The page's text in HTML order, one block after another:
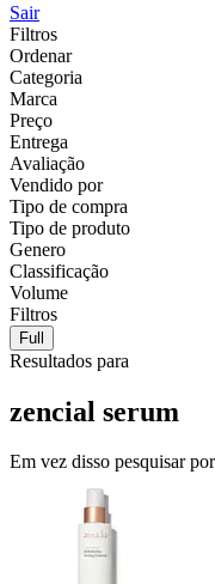
Sair
Filtros
Ordenar
Categoria
Marca
Preço
Entrega
Avaliação
Vendido por
Tipo de compra
Tipo de produto
Genero
Classificação
Volume
Filtros
Full
Resultados para
zencial serum
Em vez disso pesquisar por